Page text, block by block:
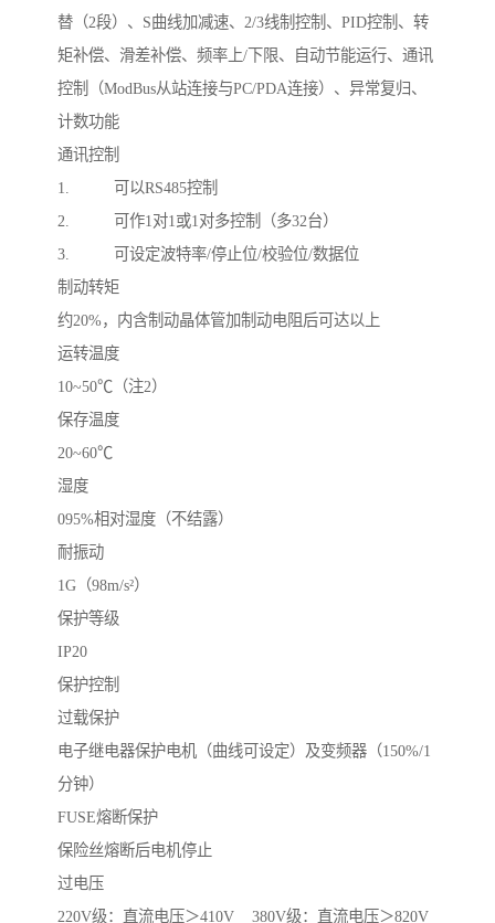
替（2段）、S曲线加减速、2/3线制控制、PID控制、转
矩补偿、滑差补偿、频率上/下限、自动节能运行、通讯
控制（ModBus从站连接与PC/PDA连接）、异常复归、
计数功能
通讯控制
1. 可以RS485控制
2. 可作1对1或1对多控制（多32台）
3. 可设定波特率/停止位/校验位/数据位
制动转矩
约20%，内含制动晶体管加制动电阻后可达以上
运转温度
10~50℃（注2）
保存温度
20~60℃
湿度
095%相对湿度（不结露）
耐振动
1G（98m/s²）
保护等级
IP20
保护控制
过载保护
电子继电器保护电机（曲线可设定）及变频器（150%/1
分钟）
FUSE熔断保护
保险丝熔断后电机停止
过电压
220V级：直流电压＞410V 380V级：直流电压＞820V